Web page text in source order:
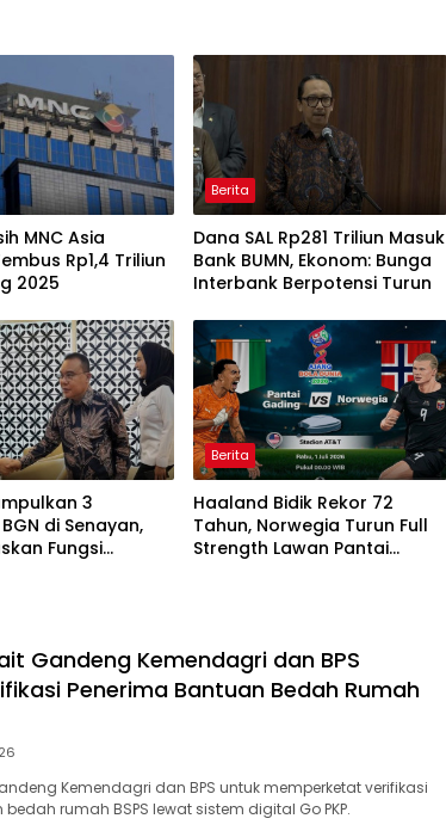
MNC Asia
Rp1,4 Triliun
2025
Berita
Dana SAL Rp281 Triliun Masuk
Bank BUMN, Ekonom: Bunga
Interbank Berpotensi Turun
3
di Senayan,
Fungsi
Berita
Haaland Bidik Rekor 72
Tahun, Norwegia Turun Full
Strength Lawan Pantai
Gandeng Kemendagri dan BPS
Penerima Bantuan Bedah Rumah
Kemendagri dan BPS untuk memperketat verifikasi
rumah BSPS lewat sistem digital Go PKP.